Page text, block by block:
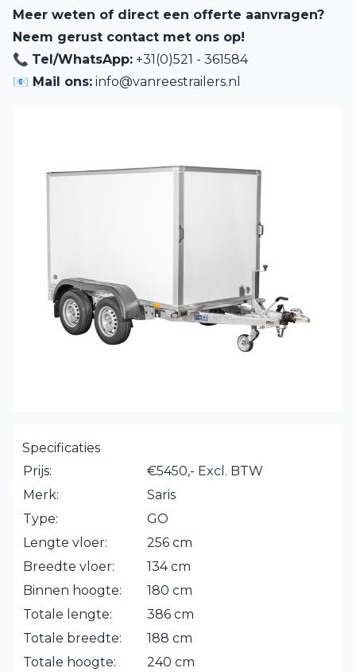
Meer weten of direct een offerte aanvragen?
Neem gerust contact met ons op!
📞 Tel/WhatsApp: +31(0)521 - 361584
📧 Mail ons: info@vanreestrailers.nl
Specificaties
Prijs:
€5450,- Excl. BTW
Merk:
Saris
Type:
GO
Lengte vloer:
256 cm
Breedte vloer:
134 cm
Binnen hoogte:
180 cm
Totale lengte:
386 cm
Totale breedte:
188 cm
Totale hoogte:
240 cm